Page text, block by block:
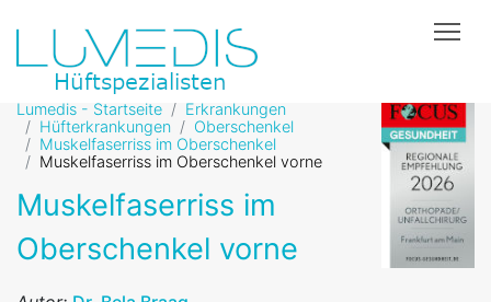
Lumedis - Startseite
Erkrankungen
Hüfterkrankungen
Oberschenkel
Muskelfaserriss im Oberschenkel
Muskelfaserriss im Oberschenkel vorne
Muskelfaserriss im
Oberschenkel vorne